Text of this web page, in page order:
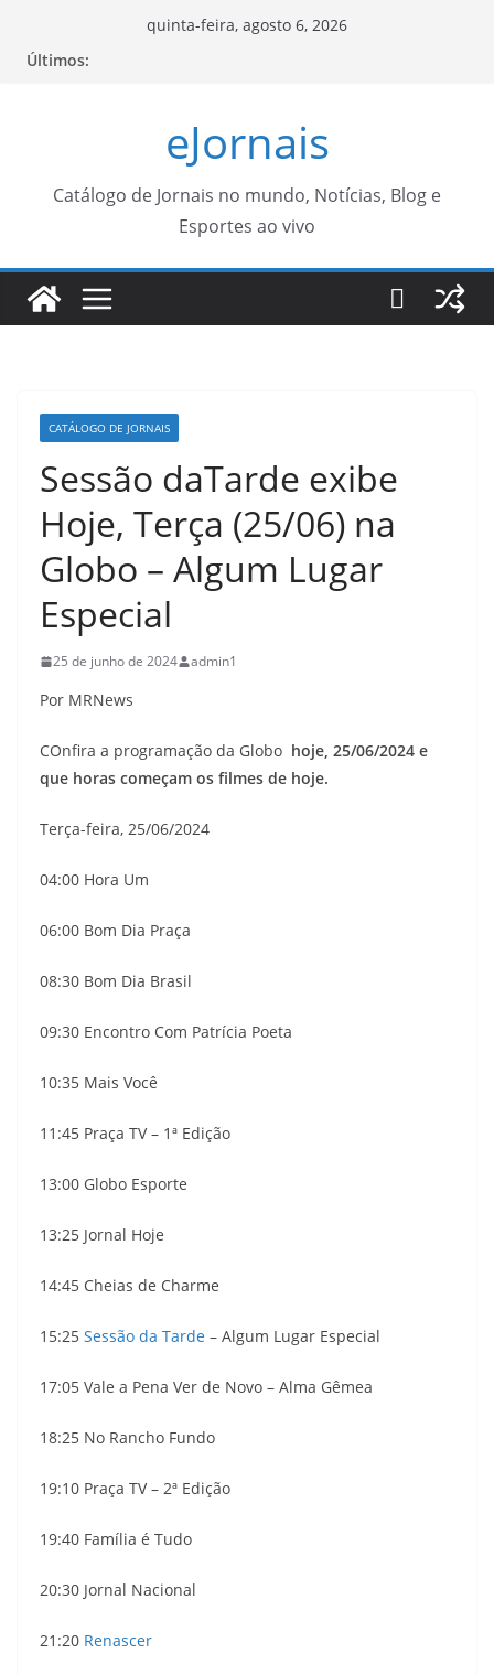
quinta-feira, agosto 6, 2026
Últimos:
eJornais
Catálogo de Jornais no mundo, Notícias, Blog e
Esportes ao vivo
CATÁLOGO DE JORNAIS
Sessão daTarde exibe
Hoje, Terça (25/06) na
Globo – Algum Lugar
Especial
25 de junho de 2024 admin1
Por MRNews
COnfira a programação da Globo hoje, 25/06/2024 e
que horas começam os filmes de hoje.
Terça-feira, 25/06/2024
04:00 Hora Um
06:00 Bom Dia Praça
08:30 Bom Dia Brasil
09:30 Encontro Com Patrícia Poeta
10:35 Mais Você
11:45 Praça TV – 1ª Edição
13:00 Globo Esporte
13:25 Jornal Hoje
14:45 Cheias de Charme
15:25 Sessão da Tarde – Algum Lugar Especial
17:05 Vale a Pena Ver de Novo – Alma Gêmea
18:25 No Rancho Fundo
19:10 Praça TV – 2ª Edição
19:40 Família é Tudo
20:30 Jornal Nacional
21:20 Renascer